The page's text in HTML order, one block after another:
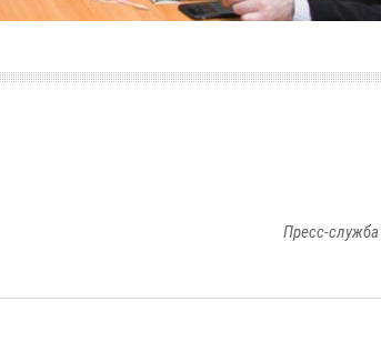
Пресс-служба